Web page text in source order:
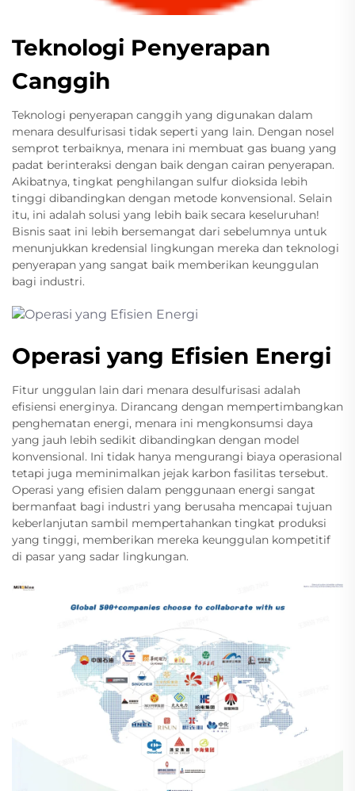
Teknologi Penyerapan
Canggih
Teknologi penyerapan canggih yang digunakan dalam
menara desulfurisasi tidak seperti yang lain. Dengan nosel
semprot terbaiknya, menara ini membuat gas buang yang
padat berinteraksi dengan baik dengan cairan penyerapan.
Akibatnya, tingkat penghilangan sulfur dioksida lebih
tinggi dibandingkan dengan metode konvensional. Selain
itu, ini adalah solusi yang lebih baik secara keseluruhan!
Bisnis saat ini lebih bersemangat dari sebelumnya untuk
menunjukkan kredensial lingkungan mereka dan teknologi
penyerapan yang sangat baik memberikan keunggulan
bagi industri.
Operasi yang Efisien Energi
Fitur unggulan lain dari menara desulfurisasi adalah
efisiensi energinya. Dirancang dengan mempertimbangkan
penghematan energi, menara ini mengkonsumsi daya
yang jauh lebih sedikit dibandingkan dengan model
konvensional. Ini tidak hanya mengurangi biaya operasional
tetapi juga meminimalkan jejak karbon fasilitas tersebut.
Operasi yang efisien dalam penggunaan energi sangat
bermanfaat bagi industri yang berusaha mencapai tujuan
keberlanjutan sambil mempertahankan tingkat produksi
yang tinggi, memberikan mereka keunggulan kompetitif
di pasar yang sadar lingkungan.